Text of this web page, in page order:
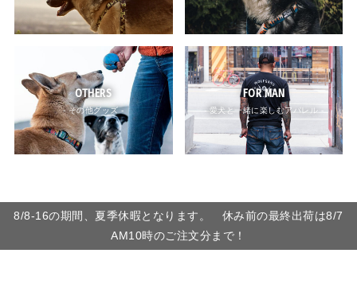
OTHERS
- その他グッズ -
FOR MAN
- 愛犬と一緒に楽しむアパレル -
8/8-16の期間、夏季休暇となります。 休み前の最終出荷は8/7
AM10時のご注文分まで！